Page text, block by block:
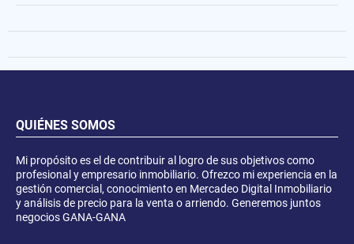
QUIÉNES SOMOS
Mi propósito es el de contribuir al logro de sus objetivos como
profesional y empresario inmobiliario. Ofrezco mi experiencia en la
gestión comercial, conocimiento en Mercadeo Digital Inmobiliario
y análisis de precio para la venta o arriendo. Generemos juntos
negocios GANA-GANA